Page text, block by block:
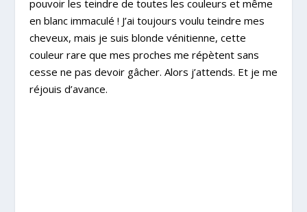
pouvoir les teindre de toutes les couleurs et même
en blanc immaculé ! J’ai toujours voulu teindre mes
cheveux, mais je suis blonde vénitienne, cette
couleur rare que mes proches me répètent sans
cesse ne pas devoir gâcher. Alors j’attends. Et je me
réjouis d’avance.